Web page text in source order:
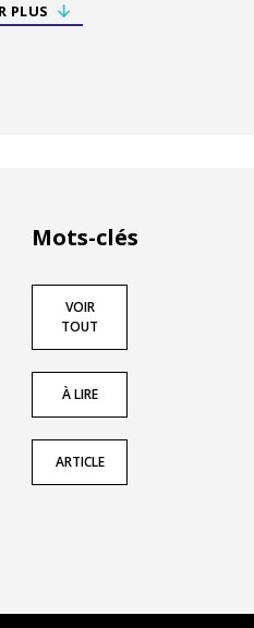
PLUS
Mots-clés
VOIR
TOUT
À LIRE
ARTICLE